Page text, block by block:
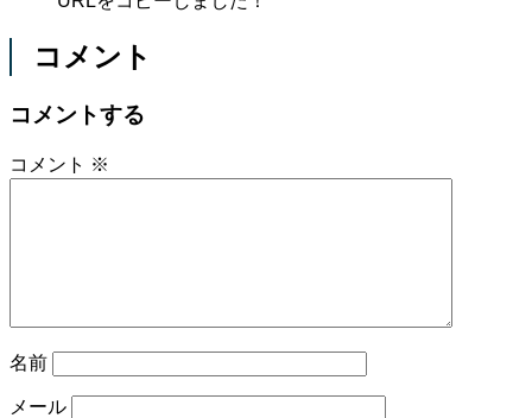
コメント
コメントする
コメント ※
名前
メール